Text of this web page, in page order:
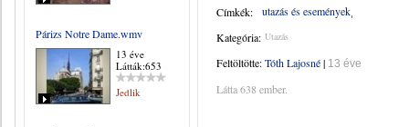
Párizs Notre Dame.wmv
13 éve
Látták:653
Jedlik
Címkék:
utazás és események
Kategória: Utazás
Feltöltötte:Tóth Lajosné| 13 éve
Látta 638 ember.